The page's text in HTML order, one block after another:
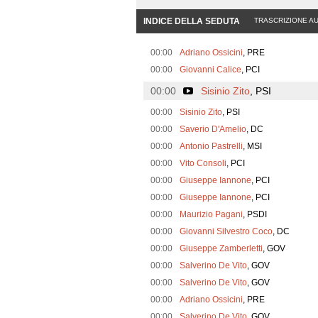
INDICE DELLA SEDUTA TRASCRIZIONE
00:00 Adriano Ossicini, PRE
00:00 Giovanni Calice, PCI
00:00 Sisinio Zito, PSI
00:00 Sisinio Zito, PSI
00:00 Saverio D'Amelio, DC
00:00 Antonio Pastrelli, MSI
00:00 Vito Consoli, PCI
00:00 Giuseppe Iannone, PCI
00:00 Giuseppe Iannone, PCI
00:00 Maurizio Pagani, PSDI
00:00 Giovanni Silvestro Coco, DC
00:00 Giuseppe Zamberletti, GOV
00:00 Salverino De Vito, GOV
00:00 Salverino De Vito, GOV
00:00 Adriano Ossicini, PRE